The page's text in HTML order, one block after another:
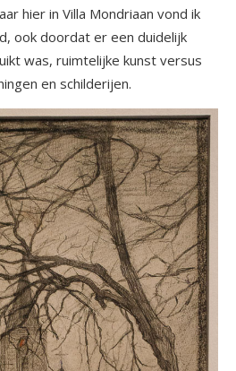
hier in Villa Mondriaan vond ik
ook doordat er een duidelijk
was, ruimtelijke kunst versus
en schilderijen.